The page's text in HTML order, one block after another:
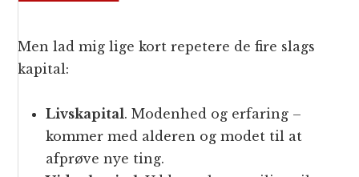
Men lad mig lige kort repetere de fire slags
kapital:
Livskapital. Modenhed og erfaring –
kommer med alderen og modet til at
afprøve nye ting.